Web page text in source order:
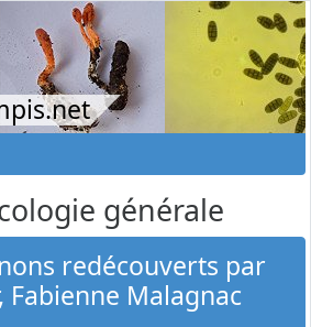
générale
redécouverts par
Fabienne Malagnac